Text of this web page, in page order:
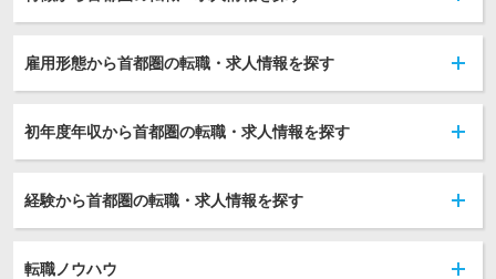
雇用形態から首都圏の転職・求人情報を探す
初年度年収から首都圏の転職・求人情報を探す
経験から首都圏の転職・求人情報を探す
転職ノウハウ